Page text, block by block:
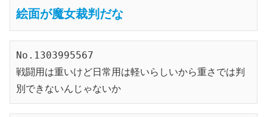
絵面が魔女裁判だな
No.1303995567
戦闘用は重いけど日常用は軽いらしいから重さでは判
別できないんじゃないか